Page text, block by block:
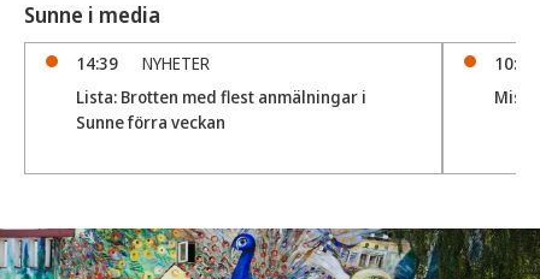
Sunne i media
14:39
NYHETER
Lista: Brotten med flest anmälningar i
Sunne förra veckan
10:37